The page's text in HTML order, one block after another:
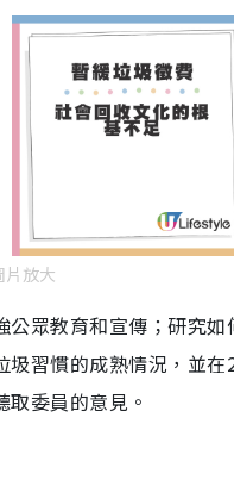
片放大
眾教育和宣傳；研究
習慣的成熟情況，並
委員的意見。